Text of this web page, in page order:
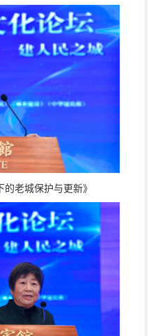
老城保护与更新》